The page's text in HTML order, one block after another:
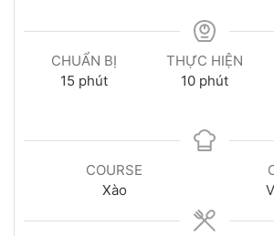
CHUẨN BỊ
15 phút
THỰC HIỆN
10 phút
COURSE
Xào